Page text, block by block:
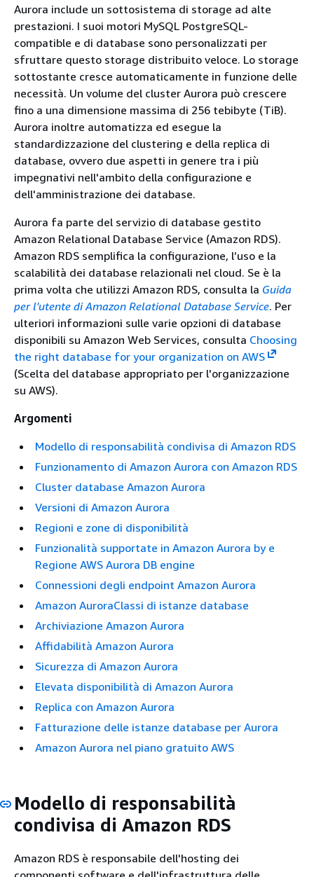
Aurora include un sottosistema di storage ad alte
prestazioni. I suoi motori MySQL PostgreSQL-
compatible e di database sono personalizzati per
sfruttare questo storage distribuito veloce. Lo storage
sottostante cresce automaticamente in funzione delle
necessità. Un volume del cluster Aurora può crescere
fino a una dimensione massima di 256 tebibyte (TiB).
Aurora inoltre automatizza ed esegue la
standardizzazione del clustering e della replica di
database, ovvero due aspetti in genere tra i più
impegnativi nell'ambito della configurazione e
dell'amministrazione dei database.
Aurora fa parte del servizio di database gestito
Amazon Relational Database Service (Amazon RDS).
Amazon RDS semplifica la configurazione, l’uso e la
scalabilità dei database relazionali nel cloud. Se è la
prima volta che utilizzi Amazon RDS, consulta la Guida
per l'utente di Amazon Relational Database Service. Per
ulteriori informazioni sulle varie opzioni di database
disponibili su Amazon Web Services, consulta Choosing
the right database for your organization on AWS
(Scelta del database appropriato per l'organizzazione
su AWS).
Argomenti
Modello di responsabilità condivisa di Amazon RDS
Funzionamento di Amazon Aurora con Amazon RDS
Cluster database Amazon Aurora
Versioni di Amazon Aurora
Regioni e zone di disponibilità
Funzionalità supportate in Amazon Aurora by e
Regione AWS Aurora DB engine
Connessioni degli endpoint Amazon Aurora
Amazon AuroraClassi di istanze database
Archiviazione Amazon Aurora
Affidabilità Amazon Aurora
Sicurezza di Amazon Aurora
Elevata disponibilità di Amazon Aurora
Replica con Amazon Aurora
Fatturazione delle istanze database per Aurora
Amazon Aurora nel piano gratuito AWS
Modello di responsabilità
condivisa di Amazon RDS
Amazon RDS è responsabile dell'hosting dei